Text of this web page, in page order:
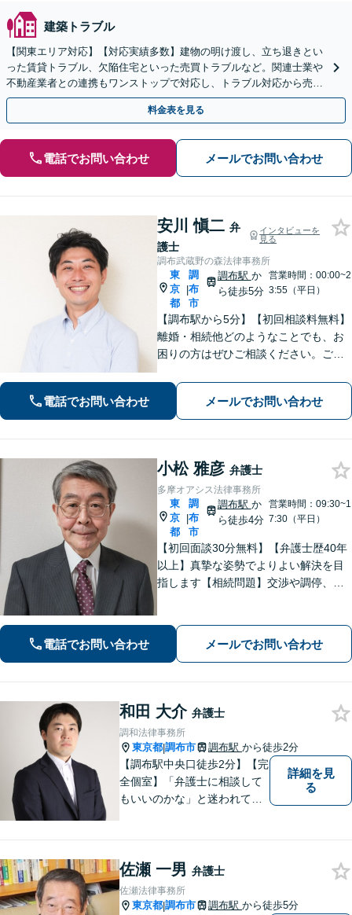
建築トラブル
【関東エリア対応】【対応実績多数】建物の明け渡し、立ち退きとい
った賃貸トラブル、欠陥住宅といった売買トラブルなど。関連士業や
不動産業者との連携もワンストップで対応し、トラブル対応から売却
まで徹底サポート【初回相談無料】
料金表を見る
電話でお問い合わせ メールでお問い合わせ
安川 愼二 弁
護士
インタビューを
見る
調布武蔵野の森法律事務所
東
京
都
|
調
布
市
調布駅 か
ら徒歩5分
営業時間：00:00~2
3:55（平日）
【調布駅から5分】【初回相談料無料】
離婚・相続他どのようなことでも、お
困りの方はぜひご相談ください。ご連
させていただきます。
電話でお問い合わせ メールでお問い合わせ
小松 雅彦 弁護士
多摩オアシス法律事務所
東
京
都
|
調
布
市
調布駅 か
ら徒歩4分
営業時間：09:30~1
7:30（平日）
【初回面談30分無料】【弁護士歴40年
以上】真摯な姿勢でよりよい解決を目
指します【相続問題】交渉や調停、裁
題】熟年離婚や離婚を検討中の方もお
気軽にご相談ください【調布駅4分】
電話でお問い合わせ メールでお問い合わせ
和田 大介 弁護士
調和法律事務所
東京都|調布市 調布駅 から徒歩2分
【調布駅中央口徒歩2分】【完
全個室】「弁護士に相談して
もいいのかな」と迷われてい
安」を「安心」に変えられる
よう尽力いたします。
詳細を見
る
佐瀬 一男 弁護士
佐瀬法律事務所
東京都|調布市 調布駅 から徒歩5分